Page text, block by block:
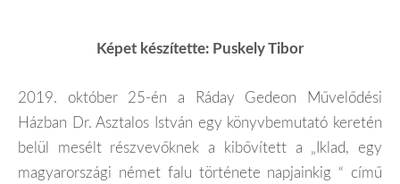
Képet készítette: Puskely Tibor
2019. október 25-én a Ráday Gedeon Művelődési
Házban Dr. Asztalos István egy könyvbemutató keretén
belül mesélt részvevőknek a kibővített a „Iklad, egy
magyarországi német falu története napjainkig “ című